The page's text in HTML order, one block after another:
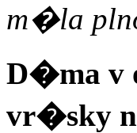
m�la
D�ma v
vr�sky